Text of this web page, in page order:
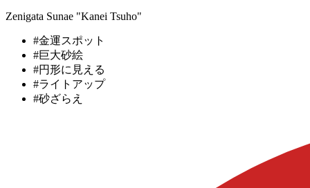
Zenigata Sunae "Kanei Tsuho"
#金運スポット
#巨大砂絵
#円形に見える
#ライトアップ
#砂ざらえ